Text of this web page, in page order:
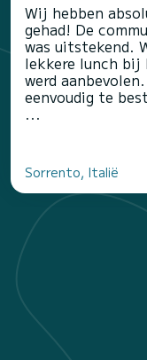
Wij hebben
gehad! De
was uitstekend.
lekkere lunch
werd
eenvoudig te
...
Sorrento, Italië